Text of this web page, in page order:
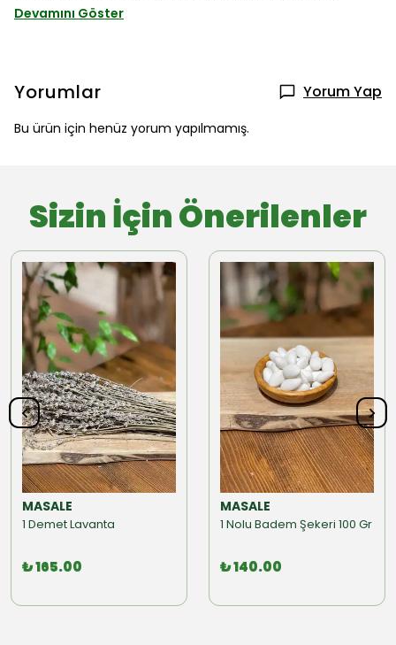
Devamını Göster
Yorumlar Yorum Yap
Bu ürün için henüz yorum yapılmamış.
Sizin İçin Önerilenler
MASALE
1 Demet Lavanta
₺ 165.00
MASALE
1 Nolu Badem Şekeri 100 Gr
₺ 140.00